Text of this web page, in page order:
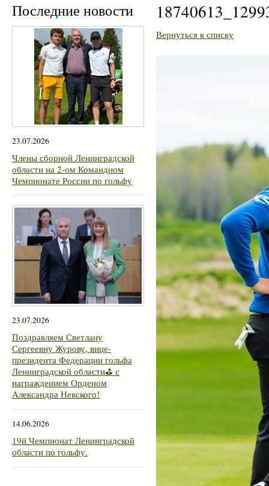
Последние новости
23.07.2026
Члены сборной Ленинградской
области на 2-ом Командном
Чемпионате России по гольфу
23.07.2026
Поздравляем Светлану
Сергеевну Журову, вице-
президента Федерации гольфа
Ленинградской области⛳ с
награждением Орденом
Александра Невского!
14.06.2026
19й Чемпионат Ленинградской
области по гольфу.
Вернуться к списку